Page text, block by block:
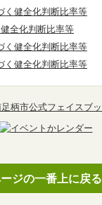
く健全化判断比率等
全化判断比率等
く健全化判断比率等
く健全化判断比率等
ジの一番上に戻る